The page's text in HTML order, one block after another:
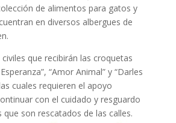
de alimentos para gatos y
en diversos albergues de
que recibirán las croquetas
“Amor Animal” y “Darles
cuales requieren el apoyo
con el cuidado y resguardo
son rescatados de las calles.